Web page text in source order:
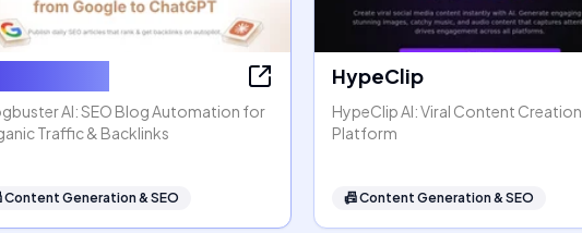
AI: SEO Blog Automation for
Traffic & Backlinks
Content Generation & SEO
HypeClip
HypeClip AI: Viral Content Creation
Platform
📠Content Generation & SEO